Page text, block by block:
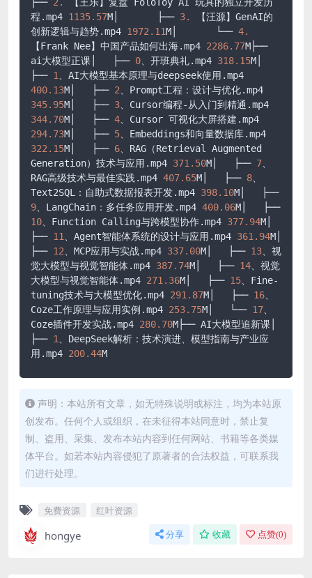
├── 2.
【王乐】复盘 FoloToy AI 玩具的独立开发历
程.mp4 1135.57M│       ├── 3.
【汪源】GenAI的
创新逻辑与趋势.mp4 1972.11M│       └── 4.
【Frank Nee】中国产品如何出海.mp4 2286.77M├──
ai大模型正课│   ├── 0、开班典礼.mp4 318.15M│
├── 1
400.13M│   ├── 2
345.95M│   ├── 3
344.70M│   ├── 4
294.73M│   ├── 5
322.15M│   ├── 6、RAG（Retrieval Augmented
Generation）技术与应用.mp4 371.50M│   ├── 7、
RAG高级技术与最佳实践.mp4 407.65M│   ├── 8、
Text2SQL：自助式数据报表开发.mp4 398.10
M│   ├──
9、LangChain：多任务应用开发.mp4 400.06
M│   ├──
10、Function Calling与跨模型协作.mp4 377.94M│
├── 11、Agent智能体系统的设计与应用.mp4 361.94M│
├── 12、MCP应用与实战.mp4 337.00M│   ├── 13、视
觉大模型与视觉智能体.mp4 387.74M│   ├── 14、视觉
大模型与视觉智能体.mp4 271.36M│   ├── 15、Fine-
tuning技术与大模型优化.mp4 291.87M│   ├── 16、
Coze工作原理与应用实例.mp4 253.75M│   └── 17、
Coze插件开发实战.mp4 280.70M├── AI大模型追新课│
├── 1、DeepSeek解析：技术演进、模型指南与产业应
用.mp4 200.44M
声明：本站所有文章，如无特殊说明或标注，均为本站原
创发布。任何个人或组织，在未征得本站同意时，禁止复
制、盗用、采集、发布本站内容到任何网站、书籍等各类媒
体平台。如若本站内容侵犯了原著者的合法权益，可联系我
们进行处理。
免费资源 红叶资源
hongye 分享 收藏 点赞(0)